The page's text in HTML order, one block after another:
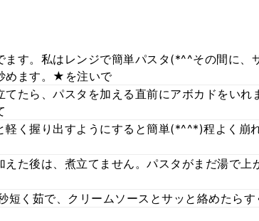
ます。私はレンジで簡単パスタ(*^^その間に、
めます。★を注いで
てたら、パスタを加える直前にアボカドをいれ
軽く握り出すようにすると簡単(*^^*)程よく崩
えた後は、煮立てません。パスタがまだ湯で上
短く茹で、クリームソースとサッと絡めたら